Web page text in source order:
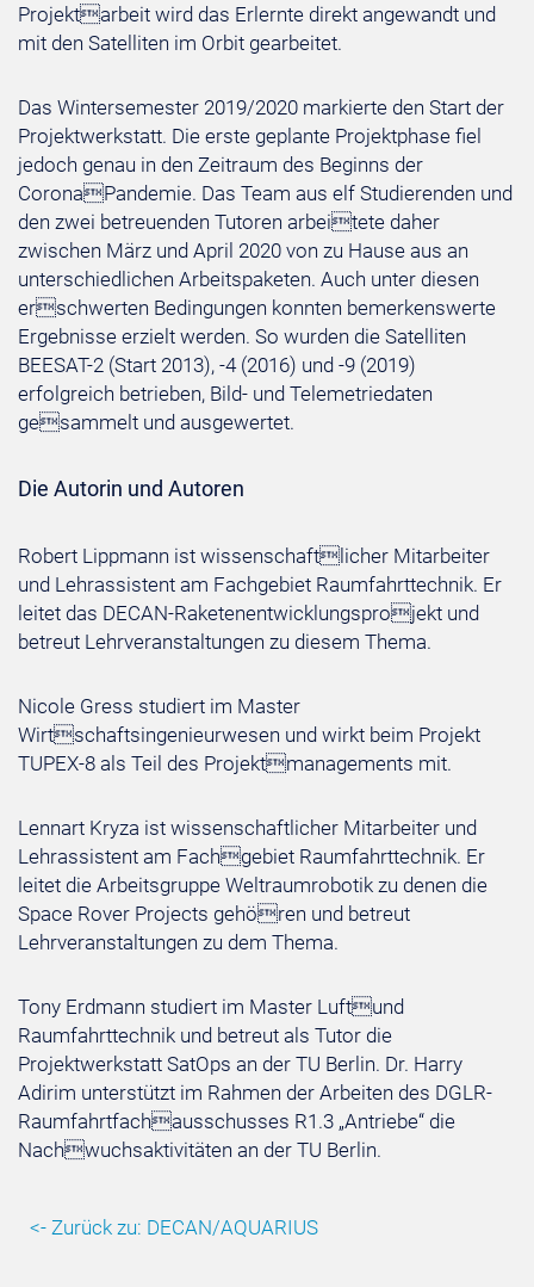
Projektarbeit wird das Erlernte direkt angewandt und
mit den Satelliten im Orbit gearbeitet.
Das Wintersemester 2019/2020 markierte den Start der
Projektwerkstatt. Die erste geplante Projektphase fiel
jedoch genau in den Zeitraum des Beginns der
CoronaPandemie. Das Team aus elf Studierenden und
den zwei betreuenden Tutoren arbeitete daher
zwischen März und April 2020 von zu Hause aus an
unterschiedlichen Arbeitspaketen. Auch unter diesen
erschwerten Bedingungen konnten bemerkenswerte
Ergebnisse erzielt werden. So wurden die Satelliten
BEESAT-2 (Start 2013), -4 (2016) und -9 (2019)
erfolgreich betrieben, Bild- und Telemetriedaten
gesammelt und ausgewertet.
Die Autorin und Autoren
Robert Lippmann ist wissenschaftlicher Mitarbeiter
und Lehrassistent am Fachgebiet Raumfahrttechnik. Er
leitet das DECAN-Raketenentwicklungsprojekt und
betreut Lehrveranstaltungen zu diesem Thema.
Nicole Gress studiert im Master
Wirtschaftsingenieurwesen und wirkt beim Projekt
TUPEX-8 als Teil des Projektmanagements mit.
Lennart Kryza ist wissenschaftlicher Mitarbeiter und
Lehrassistent am Fachgebiet Raumfahrttechnik. Er
leitet die Arbeitsgruppe Weltraumrobotik zu denen die
Space Rover Projects gehören und betreut
Lehrveranstaltungen zu dem Thema.
Tony Erdmann studiert im Master Luftund
Raumfahrttechnik und betreut als Tutor die
Projektwerkstatt SatOps an der TU Berlin. Dr. Harry
Adirim unterstützt im Rahmen der Arbeiten des DGLR-
Raumfahrtfachausschusses R1.3 „Antriebe“ die
Nachwuchsaktivitäten an der TU Berlin.
<- Zurück zu: DECAN/AQUARIUS